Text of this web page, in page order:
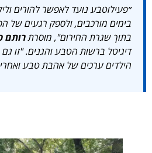
״פעילוטבע נועד לאפשר להורים
בימים מורכבים, ולספק רגעים של
בתוך שגרת החירום", מוסרתרותם
דיגיטל ברשות הטבע והגנים. "זו
הילדים ערכים של אהבת טבע